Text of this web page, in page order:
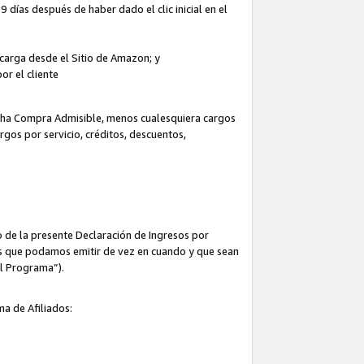
después de haber dado el clic inicial en el
desde el Sitio de Amazon; y
el cliente
Compra Admisible, menos cualesquiera cargos
por servicio, créditos, descuentos,
la presente Declaración de Ingresos por
podamos emitir de vez en cuando y que sean
Programa”).
de Afiliados: